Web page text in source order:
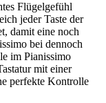
Flügelgefühl
jeder Taste der
damit eine noch
bei dennoch
im Pianissimo
mit einer
perfekte Kontrolle